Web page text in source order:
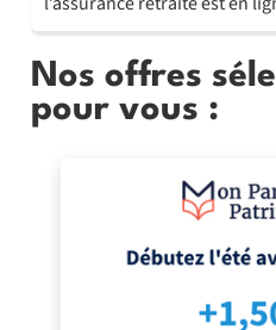
Nos offres
pour vous :